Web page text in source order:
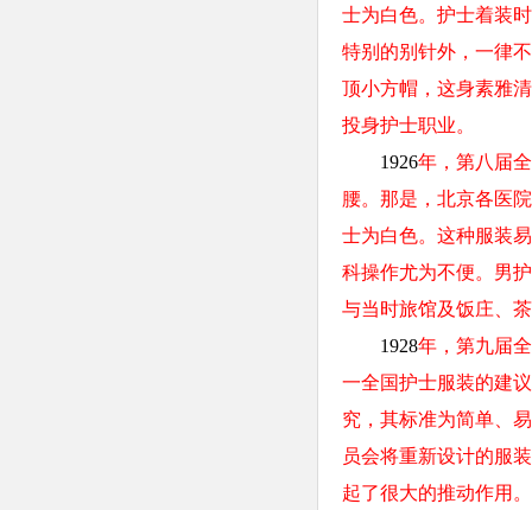
士为白色。护士着装
特别的别针外，一律
顶小方帽，这身素雅
投身护士职业。
1926年，第八届
腰。那是，北京各医
士为白色。这种服装
科操作尤为不便。男
与当时旅馆及饭庄、
1928年，第九届
一全国护士服装的建
究，其标准为简单、
员会将重新设计的服
起了很大的推动作用。